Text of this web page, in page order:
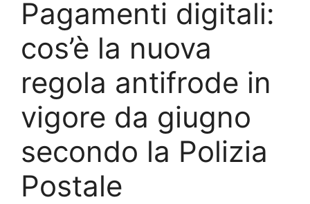
Pagamenti digitali:
cos’è la nuova
regola antifrode in
vigore da giugno
secondo la Polizia
Postale